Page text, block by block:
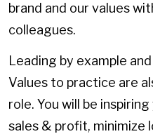
brand and our values
colleagues.
Leading by example
Values to practice are
role. You will be
sales & profit, minimize